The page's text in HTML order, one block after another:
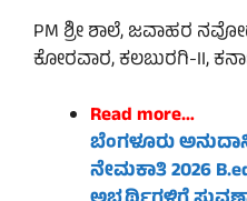
PM ಶ್ರೀ ಶಾಲೆ, ಜವಾಹರ
ಕೋರವಾರ, ಕಲಬುರಗಿ-II,
Read more…
ಬೆಂಗಳೂರು
ನೇಮಕಾತಿ 2026